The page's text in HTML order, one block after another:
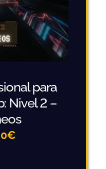
para
Nivel 2 –
€